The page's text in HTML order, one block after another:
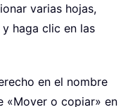
varias hojas,
haga clic en las
en el nombre
«Mover o copiar» en